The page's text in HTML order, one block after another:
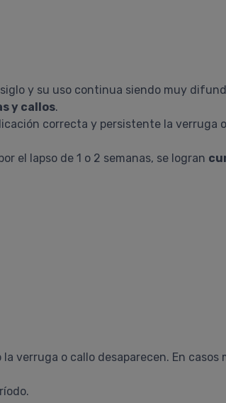
y su uso continua siendo muy
y callos.
correcta y persistente la verruga
el lapso de 1 o 2 semanas, se logran
verruga o callo desaparecen. En casos